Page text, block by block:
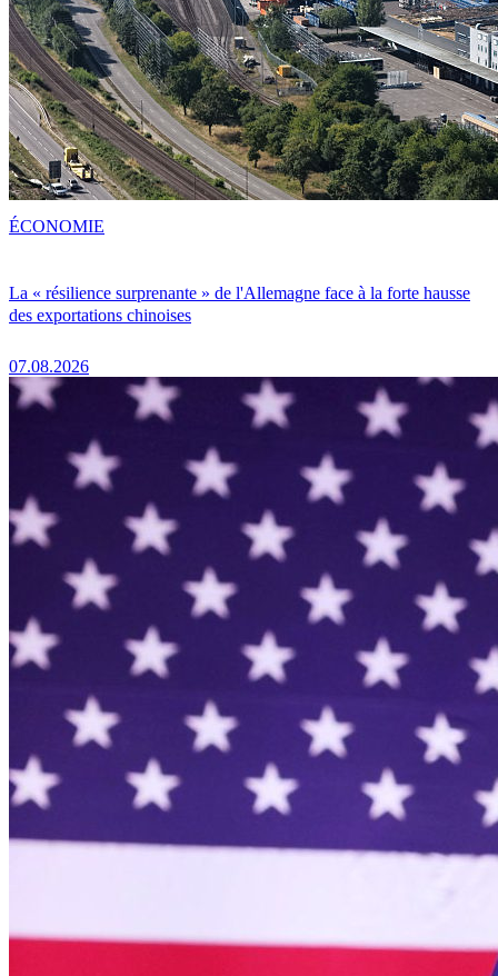
La « résilience surprenante » de l'Allemagne face à la forte hausse
des exportations chinoises
07.08.2026
ÉCONOMIE